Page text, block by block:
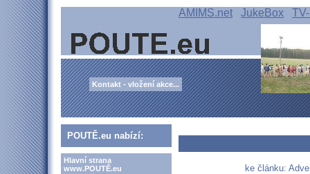
AMIMS.net JukeBox
Kontakt - vložení akce...
POUTĚ.eu nabízí:
Hlavní strana
www.POUTĚ.eu
ke článku: